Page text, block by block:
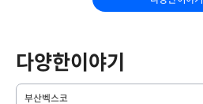
다양한이야기